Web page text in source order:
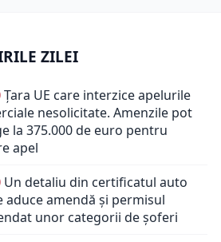
ZILEI
Țara UE care interzice apelurile
nesolicitate. Amenzile pot
la 375.000 de euro pentru
apel
Un detaliu din certificatul auto
aduce amendă și permisul
unor categorii de șoferi